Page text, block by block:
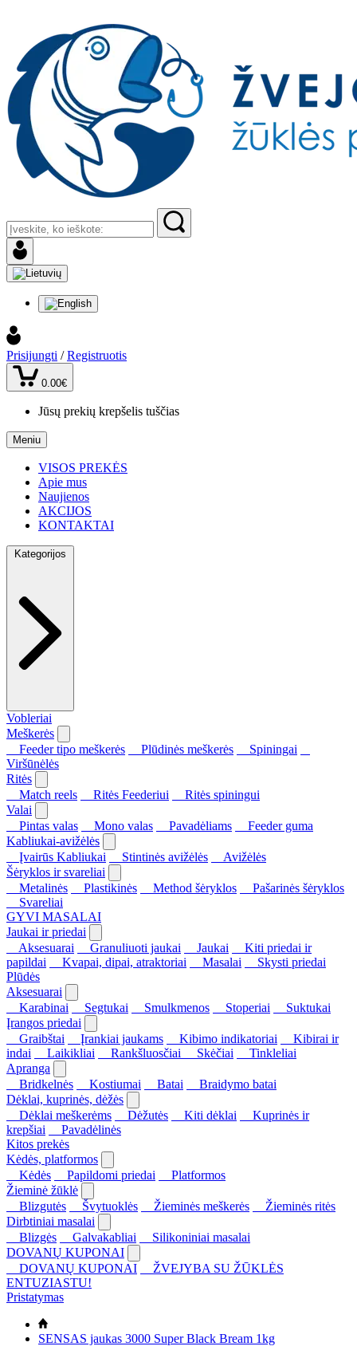
Prisijungti / Registruotis
0.00€
Jūsų prekių krepšelis tuščias
Meniu
VISOS PREKĖS
Apie mus
Naujienos
AKCIJOS
KONTAKTAI
Kategorijos
Vobleriai
Meškerės
Feeder tipo meškerės
Plūdinės meškerės
Spiningai
Viršūnėlės
Ritės
Match reels
Ritės Feederiui
Ritės spiningui
Valai
Pintas valas
Mono valas Pavadėliams
Feeder guma
Kabliukai-avižėlės
Įvairūs Kabliukai
Stintinės avižėlės
Avižėlės
Šėryklos ir svareliai
Metalinės
Plastikinės Method šėryklos
Pašarinės šėryklos
Svareliai
GYVI MASALAI
Jaukai ir priedai
Aksesuarai
Granuliuoti jaukai Jaukai
Kiti priedai ir
papildai
Kvapai, dipai, atraktoriai Masalai
Skysti priedai
Plūdės
Aksesuarai
Karabinai
Segtukai Smulkmenos Stoperiai
Suktukai
Įrangos priedai
Graibštai
Įrankiai jaukams Kibimo indikatoriai
Kibirai ir
indai
Laikikliai Rankšluosčiai Skėčiai
Tinkleliai
Apranga
Bridkelnės
Kostiumai Batai
Braidymo batai
Dėklai, kuprinės, dėžės
Dėklai meškerėms
Dėžutės Kiti dėklai
Kuprinės ir
krepšiai
Pavadėlinės
Kitos prekės
Kėdės, platformos
Kėdės
Papildomi priedai
Platformos
Žieminė žūklė
Blizgutės
Švytuoklės Žieminės meškerės
Žieminės ritės
Dirbtiniai masalai
Blizgės
Galvakabliai
Silikoniniai masalai
DOVANŲ KUPONAI
DOVANŲ KUPONAI
ŽVEJYBA SU ŽŪKLĖS
ENTUZIASTU!
Pristatymas
SENSAS jaukas 3000 Super Black Bream 1kg